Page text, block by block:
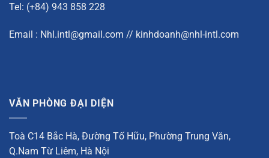
Tel: (+84) 943 858 228
Email : Nhl.intl@gmail.com // kinhdoanh@nhl-intl.com
VĂN PHÒNG ĐẠI DIỆN
Toà C14 Bắc Hà, Đường Tố Hữu, Phường Trung Văn,
Q.Nam Từ Liêm, Hà Nội